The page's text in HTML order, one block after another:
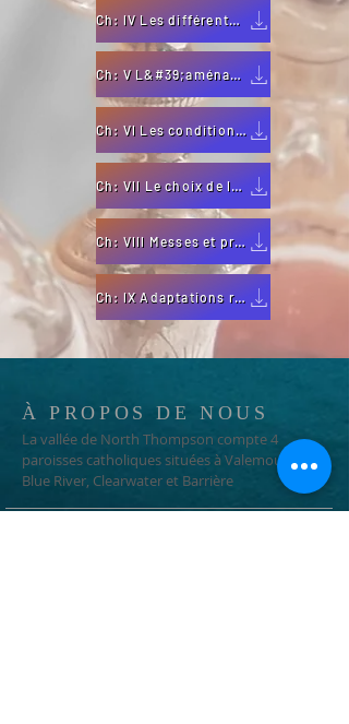
Ch: lV Les différentes formes de célébration de la messe
Ch: V L&#39;aménagement et l&#39;ameublement des églises? Pour la célébration de l&#39;Eucharistie
Ch: Vl Les conditions requises pour la célébration de la messe
Ch: Vll Le choix de la masse et de ses parties
Ch: Vlll Messes et prières pour diverses circonstances
Ch: lX Adaptations relevant de la compétence des évêques et conférences épiscopales
À PROPOS DE NOUS
La vallée de North Thompson compte 4
paroisses catholiques situées à Valemount,
Blue River, Clearwater et Barrière